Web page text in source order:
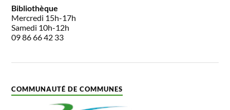
Bibliothèque
Mercredi 15h-17h
Samedi 10h-12h
09 86 66 42 33
COMMUNAUTÉ DE COMMUNES